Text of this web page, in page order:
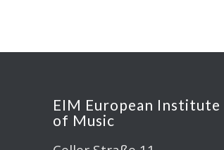
EIM European Institute
of Music